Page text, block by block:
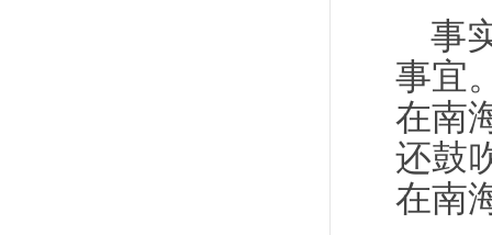
事
事宜
在南
还鼓
在南